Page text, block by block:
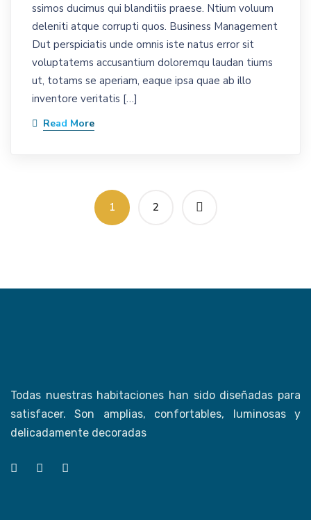
ssimos ducimus qui blanditiis praese. Ntium voluum
deleniti atque corrupti quos. Business Management
Dut perspiciatis unde omnis iste natus error sit
voluptatems accusantium doloremqu laudan tiums
ut, totams se aperiam, eaque ipsa quae ab illo
inventore veritatis […]
Read More
1 2
Todas nuestras habitaciones han sido diseñadas para
satisfacer. Son amplias, confortables, luminosas y
delicadamente decoradas